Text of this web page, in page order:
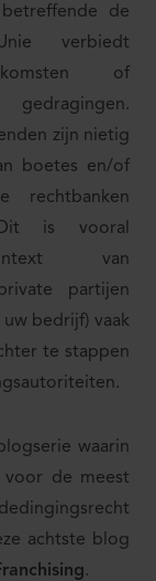
de
verbiedt
of
zijn nietig
boetes en/of
rechtbanken
Dit is vooral
van
partijen
bedrijf) vaak
te stappen
waarin
de meest
achtste blog
.